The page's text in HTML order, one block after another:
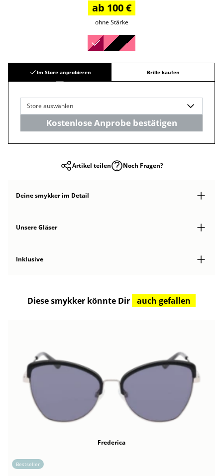
ab 100 €
ohne Stärke
Im Store anprobieren Brille kaufen
Store auswählen
Kostenlose Anprobe bestätigen
Artikel teilen Noch Fragen?
Deine smykkerim Detail
Unsere Gläser
Inklusive
Diese smykker könnte Dir auch gefallen
Frederica
Bestseller